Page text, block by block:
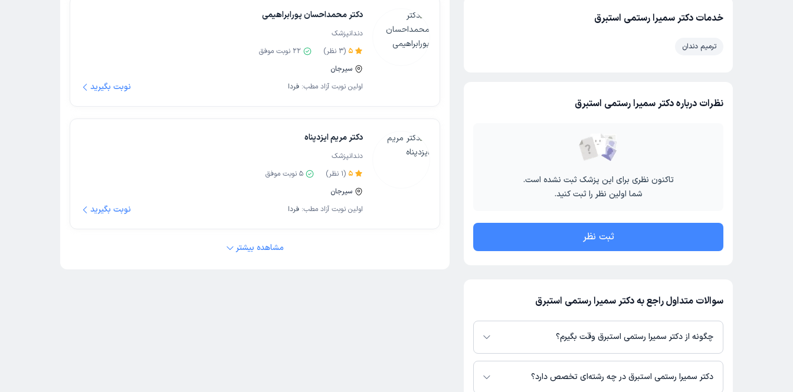
دکتر محمداحسان پورابراهیمی
دندانپزشک
5
(
3 نظر) 22 نوبت موفق
سیرجان
اولین نوبت آزاد مطب: فردا نوبت بگیرید
دکتر مریم ایزدپناه
دندانپزشک
5
(
1 نظر) 5 نوبت موفق
سیرجان
اولین نوبت آزاد مطب: فردا نوبت بگیرید
مشاهده بیشتر
خدمات دکتر سمیرا رستمی استبرق
ترمیم دندان
نظرات درباره دکتر سمیرا رستمی استبرق
تاکنون نظری برای این پزشک ثبت نشده است.
شما اولین نظر را ثبت کنید.
ثبت نظر
سوالات متداول راجع به دکتر سمیرا رستمی استبرق
چگونه از دکتر سمیرا رستمی استبرق وقت بگیرم؟
در صورتی کهدکتر سمیرا رستمی استبرقدارای پروفایل فعال و نوبت‌دهی باز در پلتفرم
دکترتو باشند، می‌توانید از طریق این پلتفرم برای دریافت نوبت اقدام کنید. در صورت فعال
دکتر سمیرا رستمی استبرق در چه رشته‌ای تخصص دارد؟